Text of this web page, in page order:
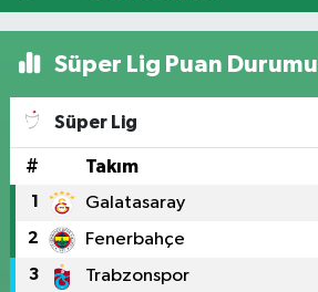
Süper Lig Puan Durumu
Süper Lig
# Takım
1 Galatasaray
2 Fenerbahçe
3 Trabzonspor